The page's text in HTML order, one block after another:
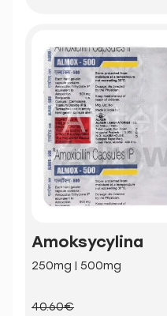
Amoksycylina
250mg | 500mg
40.60€